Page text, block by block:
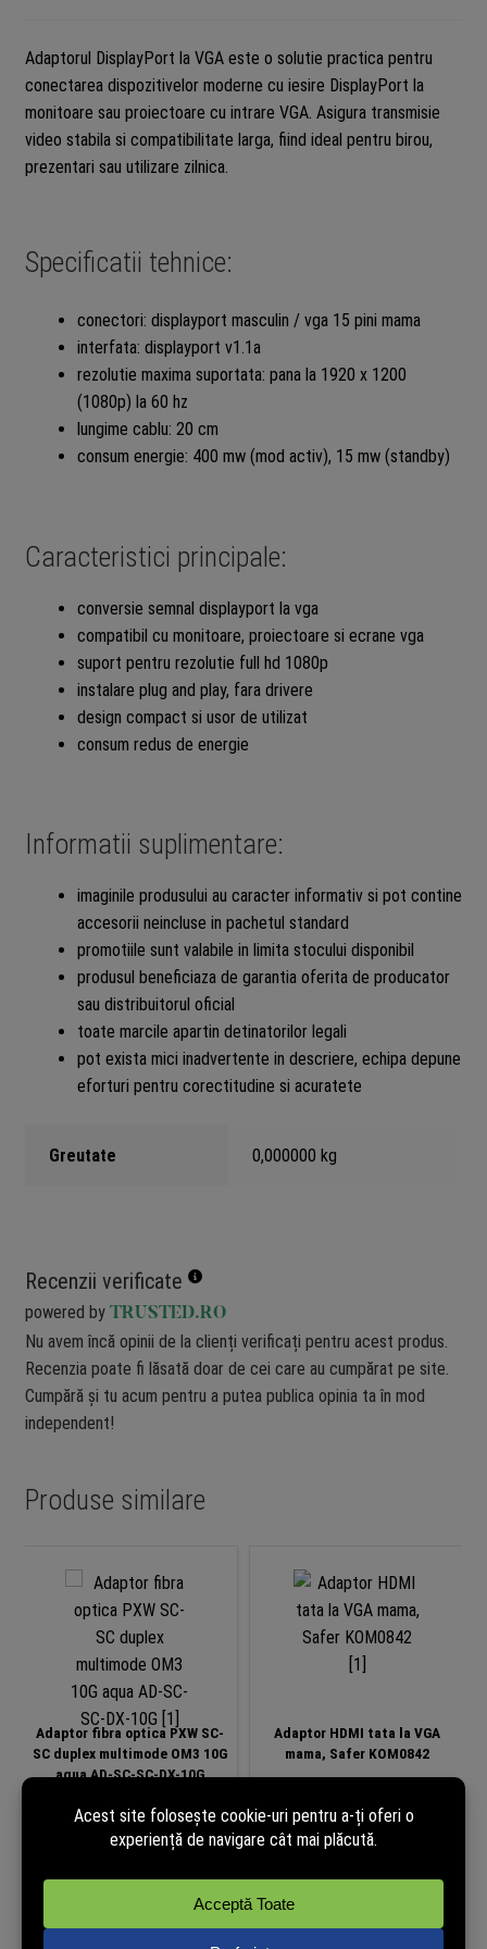
Adaptorul DisplayPort la VGA este o solutie practica pentru
conectarea dispozitivelor moderne cu iesire DisplayPort la
monitoare sau proiectoare cu intrare VGA. Asigura transmisie
video stabila si compatibilitate larga, fiind ideal pentru birou,
prezentari sau utilizare zilnica.
Specificatii tehnice:
conectori: displayport masculin / vga 15 pini mama
interfata: displayport v1.1a
rezolutie maxima suportata: pana la 1920 x 1200
(1080p) la 60 hz
lungime cablu: 20 cm
consum energie: 400 mw (mod activ), 15 mw (standby)
Caracteristici principale:
conversie semnal displayport la vga
compatibil cu monitoare, proiectoare si ecrane vga
suport pentru rezolutie full hd 1080p
instalare plug and play, fara drivere
design compact si usor de utilizat
consum redus de energie
Informatii suplimentare:
imaginile produsului au caracter informativ si pot contine
accesorii neincluse in pachetul standard
promotiile sunt valabile in limita stocului disponibil
produsul beneficiaza de garantia oferita de producator
sau distribuitorul oficial
toate marcile apartin detinatorilor legali
pot exista mici inadvertente in descriere, echipa depune
eforturi pentru corectitudine si acuratete
Greutate 0,000000 kg
Recenzii verificate
powered by TRUSTED.RO
Nu avem încă opinii de la clienți verificați pentru acest produs.
Recenzia poate fi lăsată doar de cei care au cumpărat pe site.
Cumpără și tu acum pentru a putea publica opinia ta în mod
independent!
Produse similare
Adaptor fibra optica PXW SC-
SC duplex multimode OM3 10G
aqua AD-SC-SC-DX-10G
Adaptor HDMI tata la VGA
mama, Safer KOM0842